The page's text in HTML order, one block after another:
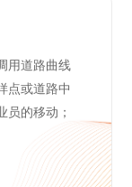
用道路曲线
点或道路中
员的移动；